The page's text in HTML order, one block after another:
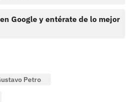
Google y entérate de lo mejor
Petro